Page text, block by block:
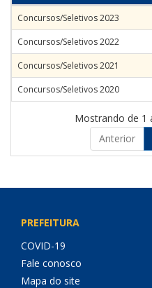
Concursos/Seletivos 2023
Concursos/Seletivos 2022
Concursos/Seletivos 2021
Concursos/Seletivos 2020
Mostrando de 1
Anterior
PREFEITURA
COVID-19
Fale conosco
Mapa do site